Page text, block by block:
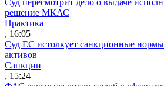
решение МКАС
Практика
, 16:05
Суд ЕС истолкует санкционные нормы
активов
Санкции
, 15:24